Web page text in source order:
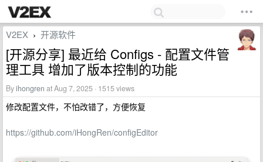
V2EX › 开源软件
[开源分享] 最近给 Configs - 配置文件管
理工具 增加了版本控制的功能
Byihongren at Aug 7, 2025 · 1515 views
修改配置文件，不怕改错了，方便恢复
https://github.com/iHongRen/configEditor